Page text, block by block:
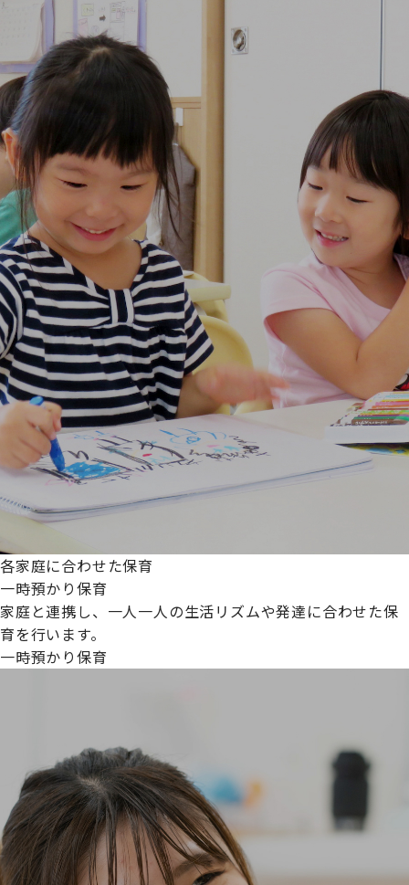
各家庭に合わせた保育
一時預かり保育
家庭と連携し、一人一人の生活リズムや発達に合わせた保
育を行います。
一時預かり保育